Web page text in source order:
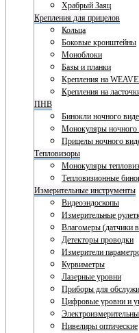
Храбрый Заяц
Крепления для прицелов
Кольца
Боковые кронштейны
Моноблоки
Базы и планки
Крепления на
Крепления на
ПНВ
Бинокли ночного
Монокуляры ночного
Прицелы ночного
Тепловизоры
Монокуляры
Тепловизионные
Измерительные инструменты
Видеоэндоскопы
Измерительные
Влагомеры (датчики
Детекторы проводки
Измерители
Курвиметры
Лазерные уровни
Приборы для
Цифровые уровни и
Нивелиры оптические